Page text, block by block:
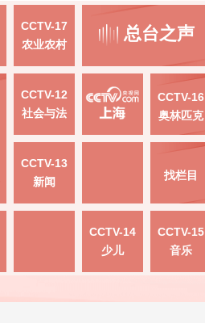
CCTV-17
农业农村
总台之声
CCTV-12
社会与法
CCTV-16
奥林匹克
CCTV-13
新闻
找栏目
CCTV-14
少儿
CCTV-15
音乐